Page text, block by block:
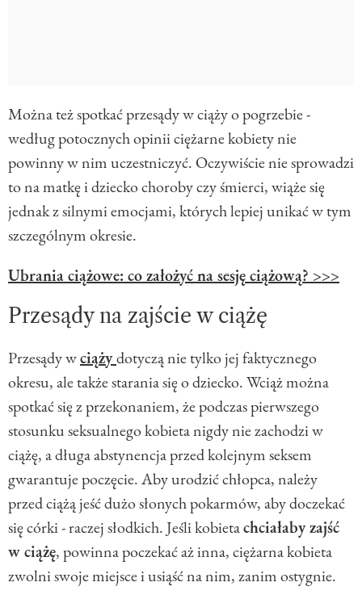
Można też spotkać przesądy w ciąży o pogrzebie -
według potocznych opinii ciężarne kobiety nie
powinny w nim uczestniczyć. Oczywiście nie sprowadzi
to na matkę i dziecko choroby czy śmierci, wiąże się
jednak z silnymi emocjami, których lepiej unikać w tym
szczególnym okresie.
Ubrania ciążowe: co założyć na sesję ciążową? >>>
Przesądy na zajście w ciążę
Przesądy wciążydotyczą nie tylko jej faktycznego
okresu, ale także starania się o dziecko. Wciąż można
spotkać się z przekonaniem, że podczas pierwszego
stosunku seksualnego kobieta nigdy nie zachodzi w
ciążę, a długa abstynencja przed kolejnym seksem
gwarantuje poczęcie. Aby urodzić chłopca, należy
przed ciążą jeść dużo słonych pokarmów, aby doczekać
się córki - raczej słodkich. Jeśli kobietachciałaby zajść
w ciążę, powinna poczekać aż inna, ciężarna kobieta
zwolni swoje miejsce i usiąść na nim, zanim ostygnie.